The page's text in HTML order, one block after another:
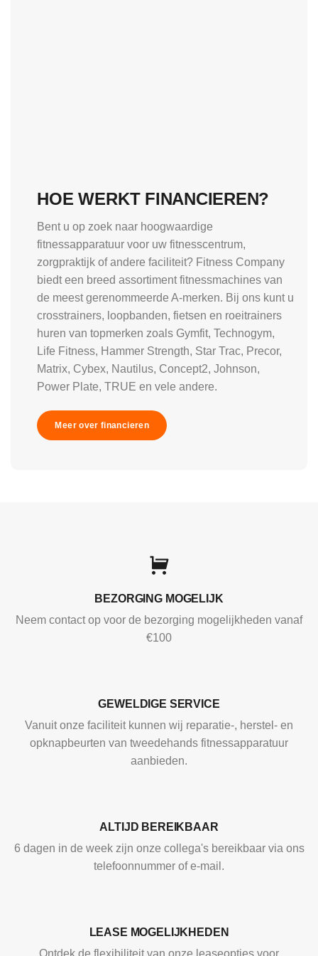
HOE WERKT FINANCIEREN?
Bent u op zoek naar hoogwaardige
fitnessapparatuur voor uw fitnesscentrum,
zorgpraktijk of andere faciliteit? Fitness Company
biedt een breed assortiment fitnessmachines van
de meest gerenommeerde A-merken. Bij ons kunt u
crosstrainers, loopbanden, fietsen en roeitrainers
huren van topmerken zoals Gymfit, Technogym,
Life Fitness, Hammer Strength, Star Trac, Precor,
Matrix, Cybex, Nautilus, Concept2, Johnson,
Power Plate, TRUE en vele andere.
Meer over financieren
BEZORGING MOGELIJK
Neem contact op voor de bezorging mogelijkheden vanaf
€100
GEWELDIGE SERVICE
Vanuit onze faciliteit kunnen wij reparatie-, herstel- en
opknapbeurten van tweedehands fitnessapparatuur
aanbieden.
ALTIJD BEREIKBAAR
6 dagen in de week zijn onze collega's bereikbaar via ons
telefoonnummer of e-mail.
LEASE MOGELIJKHEDEN
Ontdek de flexibiliteit van onze leaseopties voor